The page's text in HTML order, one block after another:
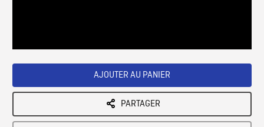
AJOUTER AU PANIER
PARTAGER